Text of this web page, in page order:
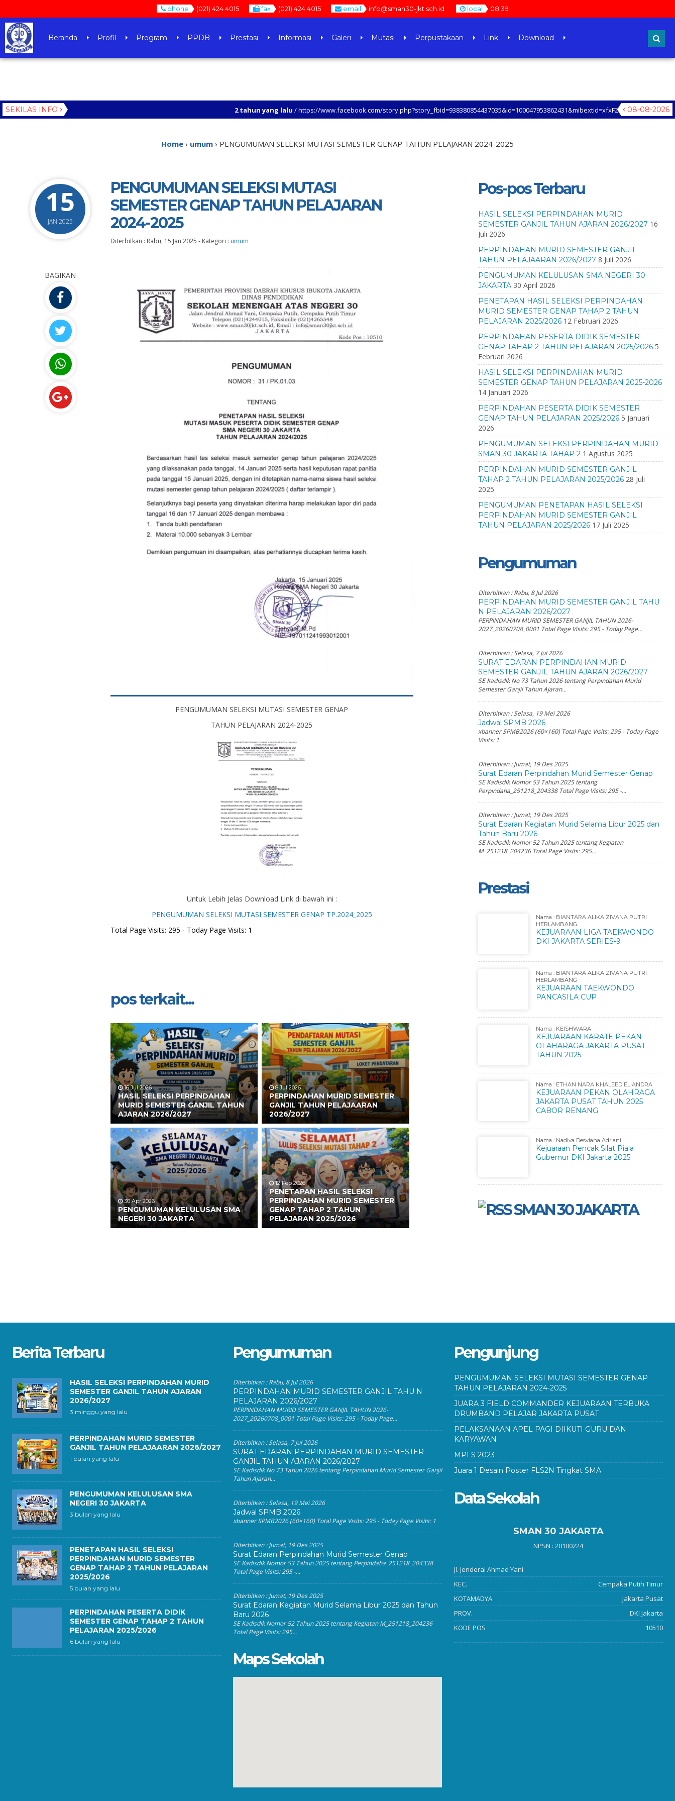
phone (021) 424 4015 fax (021) 424 4015 email info@sman30-jkt.sch.id local 08:39
Beranda Profil Program PPDB Prestasi Informasi Galeri Mutasi Perpustakaan Link Download
SEKILAS INFO 08-08-2026
2 tahun yang lalu/ https://www.facebook.com/story.php?story_fbid=938380854437035&id=100047953862431&mibextid=xfxF2i&rdid=q1D624BOpz0aLUGA
Home › umum › PENGUMUMAN SELEKSI MUTASI SEMESTER GENAP TAHUN PELAJARAN 2024-2025
15
JAN 2025
PENGUMUMAN SELEKSI MUTASI
SEMESTER GENAP TAHUN PELAJARAN
2024-2025
Diterbitkan : Rabu, 15 Jan 2025 - Kategori : umum
BAGIKAN
PENGUMUMAN SELEKSI MUTASI SEMESTER GENAP
TAHUN PELAJARAN 2024-2025
Untuk Lebih Jelas Download Link di bawah ini :
PENGUMUMAN SELEKSI MUTASI SEMESTER GENAP TP.2024_2025
Total Page Visits: 295 - Today Page Visits: 1
pos terkait...
16 Jul 2026
HASIL SELEKSI PERPINDAHAN
MURID SEMESTER GANJIL TAHUN
AJARAN 2026/2027
8 Jul 2026
PERPINDAHAN MURID SEMESTER
GANJIL TAHUN PELAJAARAN
2026/2027
30 Apr 2026
PENGUMUMAN KELULUSAN SMA
NEGERI 30 JAKARTA
12 Feb 2026
PENETAPAN HASIL SELEKSI
PERPINDAHAN MURID SEMESTER
GENAP TAHAP 2 TAHUN
PELAJARAN 2025/2026
Pos-pos Terbaru
HASIL SELEKSI PERPINDAHAN MURID
SEMESTER GANJIL TAHUN AJARAN 2026/2027 16
Juli 2026
PERPINDAHAN MURID SEMESTER GANJIL
TAHUN PELAJAARAN 2026/2027 8 Juli 2026
PENGUMUMAN KELULUSAN SMA NEGERI 30
JAKARTA 30 April 2026
PENETAPAN HASIL SELEKSI PERPINDAHAN
MURID SEMESTER GENAP TAHAP 2 TAHUN
PELAJARAN 2025/2026 12 Februari 2026
PERPINDAHAN PESERTA DIDIK SEMESTER
GENAP TAHAP 2 TAHUN PELAJARAN 2025/2026 5
Februari 2026
HASIL SELEKSI PERPINDAHAN MURID
SEMESTER GENAP TAHUN PELAJARAN 2025-2026
14 Januari 2026
PERPINDAHAN PESERTA DIDIK SEMESTER
GENAP TAHUN PELAJARAN 2025/2026 5 Januari
2026
PENGUMUMAN SELEKSI PERPINDAHAN MURID
SMAN 30 JAKARTA TAHAP 2 1 Agustus 2025
PERPINDAHAN MURID SEMESTER GANJIL
TAHAP 2 TAHUN PELAJARAN 2025/2026 28 Juli
2025
PENGUMUMAN PENETAPAN HASIL SELEKSI
PERPINDAHAN MURID SEMESTER GANJIL
TAHUN PELAJARAN 2025/2026 17 Juli 2025
Pengumuman
Diterbitkan :Rabu, 8 Jul 2026
PERPINDAHAN MURID SEMESTER GANJIL TAHU
N PELAJARAN 2026/2027
PERPINDAHAN MURID SEMESTER GANJIL TAHUN 2026-
2027_20260708_0001 Total Page Visits: 295 - Today Page...
Diterbitkan :Selasa, 7 Jul 2026
SURAT EDARAN PERPINDAHAN MURID
SEMESTER GANJIL TAHUN AJARAN 2026/2027
SE Kadisdik No 73 Tahun 2026 tentang Perpindahan Murid
Semester Ganjil Tahun Ajaran...
Diterbitkan :Selasa, 19 Mei 2026
Jadwal SPMB 2026
xbanner SPMB2026 (60×160) Total Page Visits: 295 - Today Page
Visits: 1
Diterbitkan :Jumat, 19 Des 2025
Surat Edaran Perpindahan Murid Semester Genap
SE Kadisdik Nomor 53 Tahun 2025 tentang
Perpindaha_251218_204338 Total Page Visits: 295 -...
Diterbitkan :Jumat, 19 Des 2025
Surat Edaran Kegiatan Murid Selama Libur 2025 dan
Tahun Baru 2026
SE Kadisdik Nomor 52 Tahun 2025 tentang Kegiatan
M_251218_204236 Total Page Visits: 295...
Prestasi
Nama : BIANTARA ALIKA ZIVANA PUTRI
HERLAMBANG
KEJUARAAN LIGA TAEKWONDO
DKI JAKARTA SERIES-9
Nama : BIANTARA ALIKA ZIVANA PUTRI
HERLAMBANG
KEJUARAAN TAEKWONDO
PANCASILA CUP
Nama : KEISHWARA
KEJUARAAN KARATE PEKAN
OLAHARAGA JAKARTA PUSAT
TAHUN 2025
Nama : ETHAN NARA KHALEED ELIANDRA
KEJUARAAN PEKAN OLAHRAGA
JAKARTA PUSAT TAHUN 2025
CABOR RENANG
Nama : Nadiva Desviana Adriani
Kejuaraan Pencak Silat Piala
Gubernur DKI Jakarta 2025
SMAN 30 JAKARTA
Berita Terbaru
HASIL SELEKSI PERPINDAHAN MURID
SEMESTER GANJIL TAHUN AJARAN
2026/2027
3 minggu yang lalu
PERPINDAHAN MURID SEMESTER
GANJIL TAHUN PELAJAARAN 2026/2027
1 bulan yang lalu
PENGUMUMAN KELULUSAN SMA
NEGERI 30 JAKARTA
3 bulan yang lalu
PENETAPAN HASIL SELEKSI
PERPINDAHAN MURID SEMESTER
GENAP TAHAP 2 TAHUN PELAJARAN
2025/2026
5 bulan yang lalu
PERPINDAHAN PESERTA DIDIK
SEMESTER GENAP TAHAP 2 TAHUN
PELAJARAN 2025/2026
6 bulan yang lalu
Pengumuman
Diterbitkan :Rabu, 8 Jul 2026
PERPINDAHAN MURID SEMESTER GANJIL TAHU N
PELAJARAN 2026/2027
PERPINDAHAN MURID SEMESTER GANJIL TAHUN 2026-
2027_20260708_0001 Total Page Visits: 295 - Today Page...
Diterbitkan :Selasa, 7 Jul 2026
SURAT EDARAN PERPINDAHAN MURID SEMESTER
GANJIL TAHUN AJARAN 2026/2027
SE Kadisdik No 73 Tahun 2026 tentang Perpindahan Murid Semester Ganjil
Tahun Ajaran...
Diterbitkan :Selasa, 19 Mei 2026
Jadwal SPMB 2026
xbanner SPMB2026 (60×160) Total Page Visits: 295 - Today Page Visits: 1
Diterbitkan :Jumat, 19 Des 2025
Surat Edaran Perpindahan Murid Semester Genap
SE Kadisdik Nomor 53 Tahun 2025 tentang Perpindaha_251218_204338
Total Page Visits: 295 -...
Diterbitkan :Jumat, 19 Des 2025
Surat Edaran Kegiatan Murid Selama Libur 2025 dan Tahun
Baru 2026
SE Kadisdik Nomor 52 Tahun 2025 tentang Kegiatan M_251218_204236
Total Page Visits: 295...
Maps Sekolah
Pengunjung
PENGUMUMAN SELEKSI MUTASI SEMESTER GENAP
TAHUN PELAJARAN 2024-2025
JUARA 3 FIELD COMMANDER KEJUARAAN TERBUKA
DRUMBAND PELAJAR JAKARTA PUSAT
PELAKSANAAN APEL PAGI DIIKUTI GURU DAN
KARYAWAN
MPLS 2023
Juara 1 Desain Poster FLS2N Tingkat SMA
Data Sekolah
SMAN 30 JAKARTA
NPSN : 20100224
Jl. Jenderal Ahmad Yani
KEC.
Cempaka Putih Timur
KOTAMADYA.
Jakarta Pusat
PROV.
DKI Jakarta
KODE POS
10510